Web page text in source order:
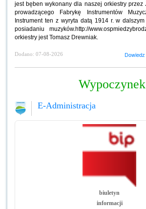
jest bęben wykonany dla naszej orkiestry przez
prowadzącego Fabrykę Instrumentów
Instrument ten z wyryta datą 1914 r. w
posiadaniu muzyków.http://
orkiestry jest Tomasz Drewniak.
Dodano: 07-08-2026
Wypoczynek
E-Administracja
biuletyn
informacji